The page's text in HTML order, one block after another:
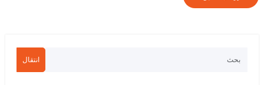
انتقال